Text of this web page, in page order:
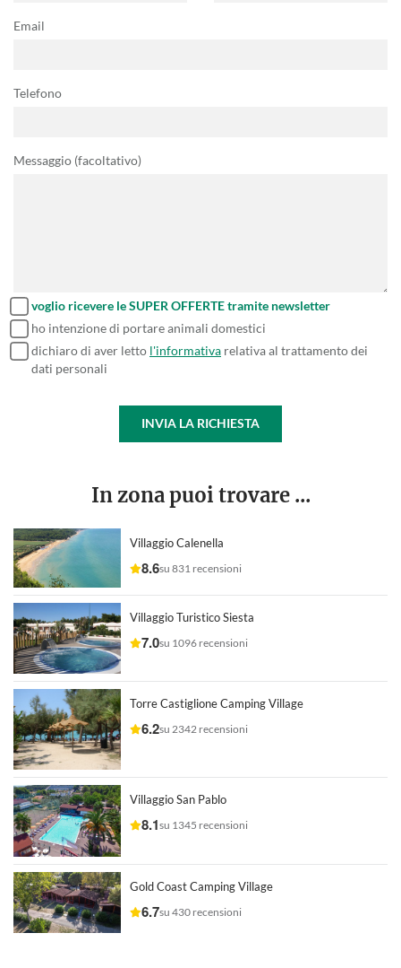
Email
Telefono
Messaggio (facoltativo)
voglio ricevere le SUPER OFFERTE tramite newsletter
ho intenzione di portare animali domestici
dichiaro di aver letto l'informativa relativa al trattamento dei
dati personali
INVIA LA RICHIESTA
In zona puoi trovare ...
Villaggio Calenella
8.6su 831 recensioni
Villaggio Turistico Siesta
7.0su 1096 recensioni
Torre Castiglione Camping Village
6.2su 2342 recensioni
Villaggio San Pablo
8.1su 1345 recensioni
Gold Coast Camping Village
6.7su 430 recensioni